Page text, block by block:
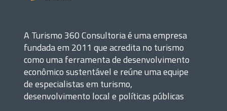
A Turismo 360 Consultoria é uma empresa
fundada em 2011 que acredita no turismo
como uma ferramenta de desenvolvimento
econômico sustentável e reúne uma equipe
de especialistas em turismo,
desenvolvimento local e políticas públicas